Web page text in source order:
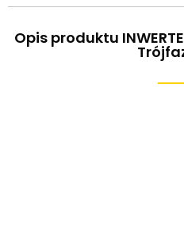
Opis produktu